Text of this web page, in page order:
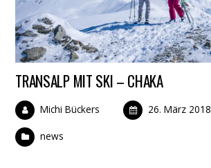
TRANSALP MIT SKI – CHAKA
Michi Bückers 26. März 2018
news